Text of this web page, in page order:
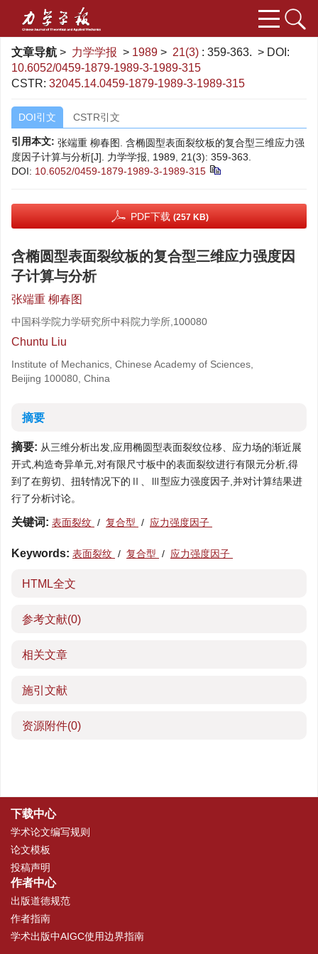
文章导航 > 力学学报 > 1989 > 21(3) : 359-363. > DOI:
10.6052/0459-1879-1989-3-1989-315
CSTR: 32045.14.0459-1879-1989-3-1989-315
DOI引文 CSTR引文
引用本文: 张端重 柳春图. 含椭圆型表面裂纹板的复合型三维应力强
度因子计算与分析[J]. 力学学报, 1989, 21(3): 359-363.
DOI: 10.6052/0459-1879-1989-3-1989-315
PDF下载 (257 KB)
含椭圆型表面裂纹板的复合型三维应力强度因
子计算与分析
张端重 柳春图
中国科学院力学研究所中科院力学所,100080
Chuntu Liu
Institute of Mechanics, Chinese Academy of Sciences,
Beijing 100080, China
摘要
摘要: 从三维分析出发,应用椭圆型表面裂纹位移、应力场的渐近展
开式,构造奇异单元,对有限尺寸板中的表面裂纹进行有限元分析,得
到了在剪切、扭转情况下的Ⅱ、Ⅲ型应力强度因子,并对计算结果进
行了分析讨论。
关键词: 表面裂纹 / 复合型 / 应力强度因子
Keywords: 表面裂纹 / 复合型 / 应力强度因子
HTML全文
参考文献(0)
相关文章
施引文献
资源附件(0)
下载中心
学术论文编写规则
论文模板
投稿声明
作者中心
出版道德规范
作者指南
学术出版中AIGC使用边界指南